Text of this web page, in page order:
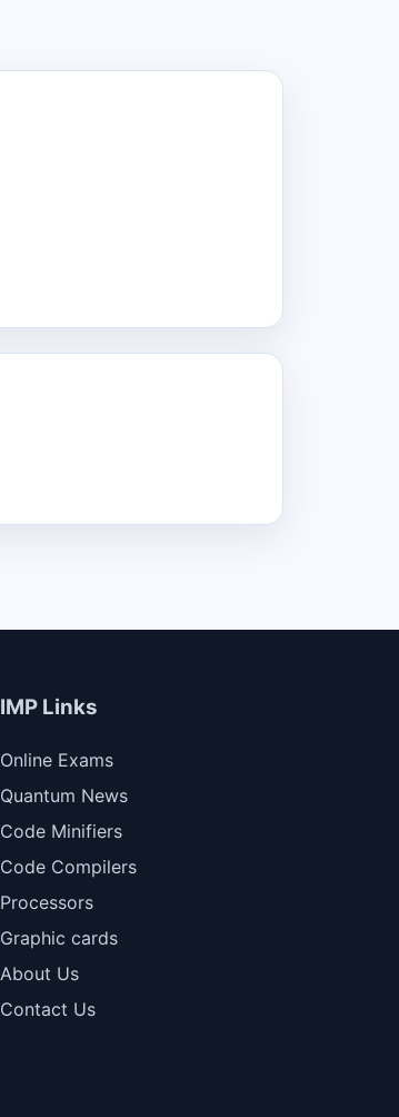
IMP Links
Online Exams
Quantum News
Code Minifiers
Code Compilers
Processors
Graphic cards
About Us
Contact Us